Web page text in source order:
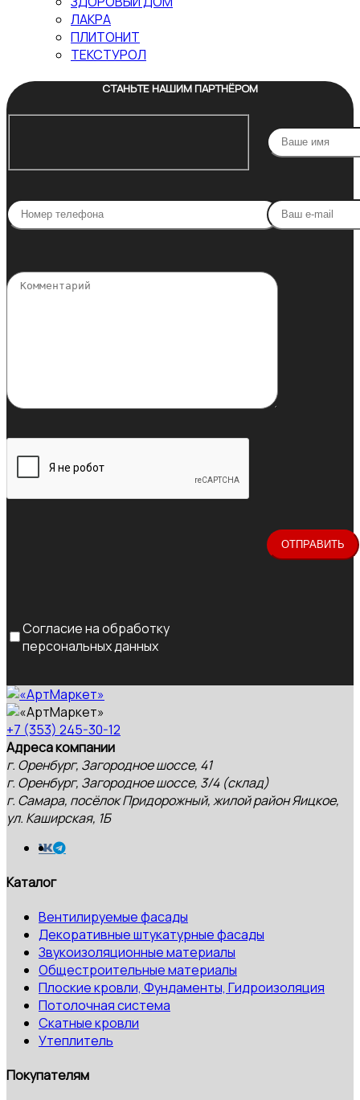
ЛАКРА
ПЛИТОНИТ
ТЕКСТУРОЛ
СТАНЬТЕ НАШИМ ПАРТНЁРОМ
Согласие на обработку
персональных данных
+7 (353) 245-30-12
Адреса компании
г. Оренбург, Загородное шоссе, 41
г. Оренбург, Загородное шоссе, 3/4 (склад)
г. Самара, посёлок Придорожный, жилой район Яицкое,
ул. Каширская, 1Б
Каталог
Вентилируемые фасады
Декоративные штукатурные фасады
Звукоизоляционные материалы
Общестроительные материалы
Плоские кровли, Фундаменты, Гидроизоляция
Потолочная система
Скатные кровли
Утеплитель
Покупателям